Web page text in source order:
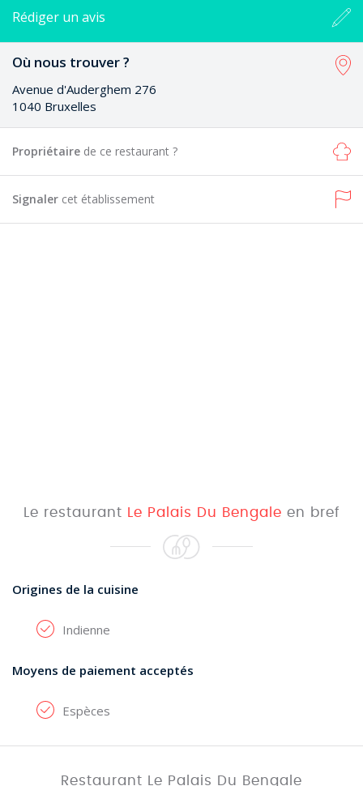
Rédiger un avis
Où nous trouver ?
Avenue d'Auderghem 276
1040 Bruxelles
Propriétaire de ce restaurant ?
Signaler cet établissement
Le restaurant Le Palais Du Bengale en bref
Origines de la cuisine
Indienne
Moyens de paiement acceptés
Espèces
Restaurant Le Palais Du Bengale